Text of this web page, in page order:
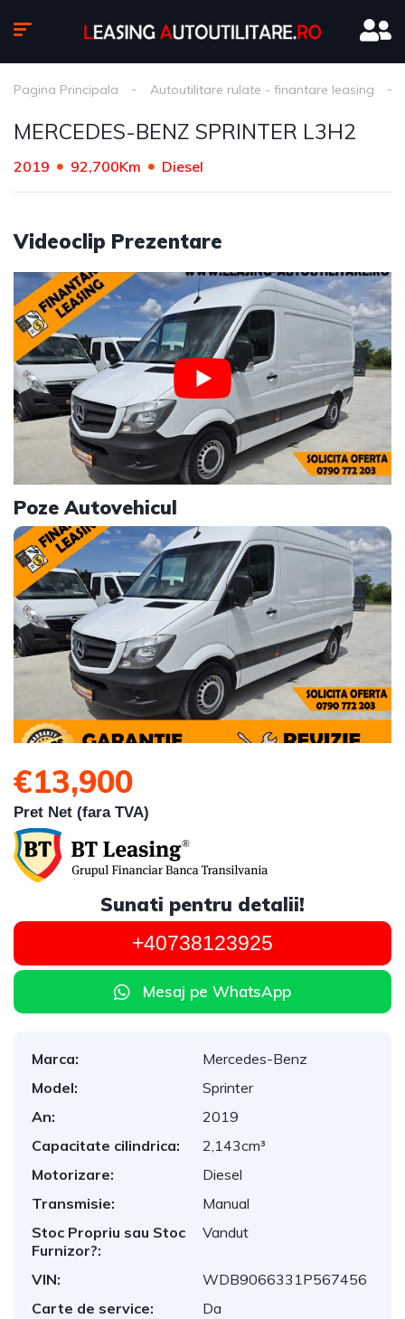
Pagina Principala Autoutilitare rulate - finantare leasing
MERCEDES-BENZ SPRINTER L3H2
2019 92,700Km Diesel
Videoclip Prezentare
Poze Autovehicul
€13,900
Pret Net (fara TVA)
Sunati pentru detalii!
+40738123925
Mesaj pe WhatsApp
Marca:
Mercedes-Benz
Model:
Sprinter
An:
2019
Capacitate cilindrica:
2,143cm³
Motorizare:
Diesel
Transmisie:
Manual
Stoc Propriu sau Stoc
Furnizor?:
Vandut
VIN:
WDB9066331P567456
Carte de service:
Da